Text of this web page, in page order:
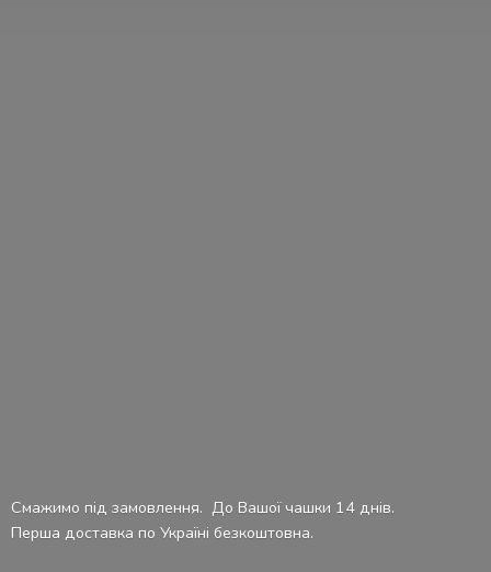
Смажимо під замовлення. До Вашої чашки 14 днів.
Перша доставка по Україні безкоштовна.